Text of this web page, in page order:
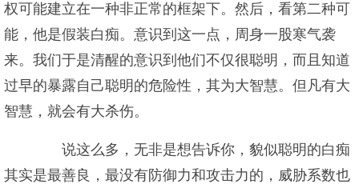
权可能建立在一种非正常的框架下。然后，看第二种可
能，他是假装白痴。意识到这一点，周身一股寒气袭
来。我们于是清醒的意识到他们不仅很聪明，而且知道
过早的暴露自己聪明的危险性，其为大智慧。但凡有大
智慧，就会有大杀伤。
说这么多，无非是想告诉你，貌似聪明的白痴
其实是最善良，最没有防御力和攻击力的，威胁系数也